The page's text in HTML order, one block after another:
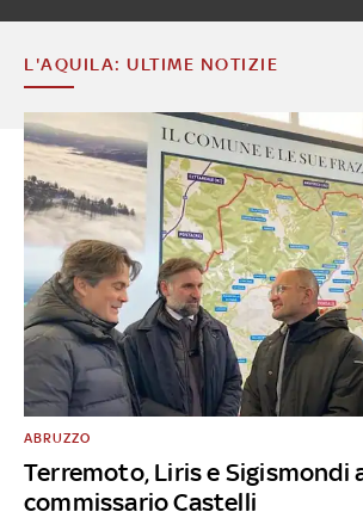
L'AQUILA: ULTIME NOTIZIE
Terremoto, Liris e Sigismondi
commissario Castelli
ABRUZZO